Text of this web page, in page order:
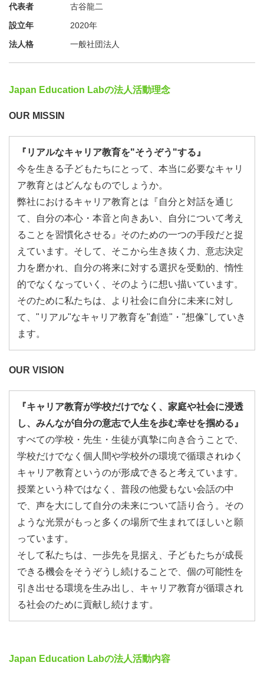
代表者
古谷龍二
設立年
2020年
法人格
一般社団法人
Japan Education Labの法人活動理念
OUR MISSIN
『リアルなキャリア教育を"そうぞう"する』
今を生きる子どもたちにとって、本当に必要なキャリ
ア教育とはどんなものでしょうか。
弊社におけるキャリア教育とは『自分と対話を通じ
て、自分の本心・本音と向きあい、自分について考え
ることを習慣化させる』そのための一つの手段だと捉
えています。そして、そこから生き抜く力、意志決定
力を磨かれ、自分の将来に対する選択を受動的、惰性
的でなくなっていく、そのように想い描いています。
そのために私たちは、より社会に自分に未来に対し
て、"リアル"なキャリア教育を"創造"・"想像"していき
ます。
OUR VISION
『キャリア教育が学校だけでなく、家庭や社会に浸透
し、みんなが自分の意志で人生を歩む幸せを掴める』
すべての学校・先生・生徒が真摯に向き合うことで、
学校だけでなく個人間や学校外の環境で循環されゆく
キャリア教育というのが形成できると考えています。
授業という枠ではなく、普段の他愛もない会話の中
で、声を大にして自分の未来について語り合う。その
ような光景がもっと多くの場所で生まれてほしいと願
っています。
そして私たちは、一歩先を見据え、子どもたちが成長
できる機会をそうぞうし続けることで、個の可能性を
引き出せる環境を生み出し、キャリア教育が循環され
る社会のために貢献し続けます。
Japan Education Labの法人活動内容